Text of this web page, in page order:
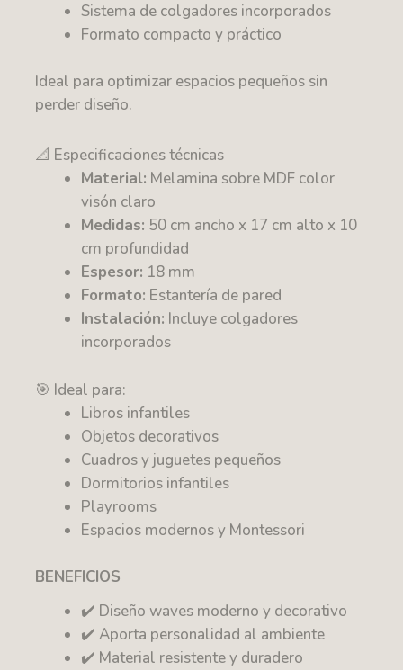
Sistema de colgadores incorporados
Formato compacto y práctico
Ideal para optimizar espacios pequeños sin
perder diseño.
📐 Especificaciones técnicas
Material: Melamina sobre MDF color
visón claro
Medidas: 50 cm ancho x 17 cm alto x 10
cm profundidad
Espesor: 18 mm
Formato: Estantería de pared
Instalación: Incluye colgadores
incorporados
🎯 Ideal para:
Libros infantiles
Objetos decorativos
Cuadros y juguetes pequeños
Dormitorios infantiles
Playrooms
Espacios modernos y Montessori
BENEFICIOS
✔️ Diseño waves moderno y decorativo
✔️ Aporta personalidad al ambiente
✔️ Material resistente y duradero